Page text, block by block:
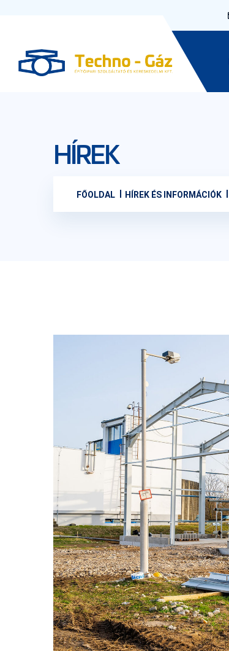
HÍREK
FŐOLDAL HÍREK ÉS INFORMÁCIÓK